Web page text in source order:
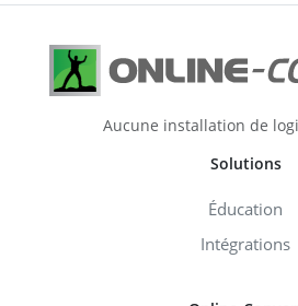
Aucune installation de
Solutions
Éducation
Intégrations